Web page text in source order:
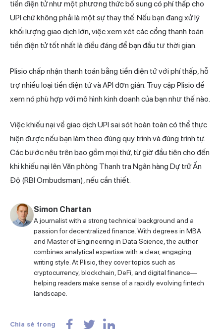
tiền điện tử như một phương thức bổ sung có phí thấp cho
UPI chứ không phải là một sự thay thế. Nếu bạn đang xử lý
khối lượng giao dịch lớn, việc xem xét các cổng thanh toán
tiền điện tử tốt nhất là điều đáng để bạn đầu tư thời gian.
Plisio chấp nhận thanh toán bằng tiền điện tử với phí thấp, hỗ
trợ nhiều loại tiền điện tử và API đơn giản. Truy cập Plisio để
xem nó phù hợp với mô hình kinh doanh của bạn như thế nào.
Việc khiếu nại về giao dịch UPI sai sót hoàn toàn có thể thực
hiện được nếu bạn làm theo đúng quy trình và đúng trình tự.
Các bước nêu trên bao gồm mọi thứ, từ giờ đầu tiên cho đến
khi khiếu nại lên Văn phòng Thanh tra Ngân hàng Dự trữ Ấn
Độ (RBI Ombudsman), nếu cần thiết.
Simon Chartan
A journalist with a strong technical background and a
passion for decentralized finance. With degrees in MBA
and Master of Engineering in Data Science, the author
combines analytical expertise with a clear, engaging
writing style. At Plisio, they cover topics such as
cryptocurrency, blockchain, DeFi, and digital finance—
helping readers make sense of a rapidly evolving fintech
landscape.
Chia sẻ trong